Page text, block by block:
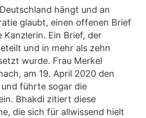
hängt und an
glaubt, einen offenen Brief
Kanzlerin. Ein Brief, der
und in mehr als zehn
wurde. Frau Merkel
am 19. April 2020 den
führte sogar die
Bhakdi zitiert diese
die sich für allwissend hielt